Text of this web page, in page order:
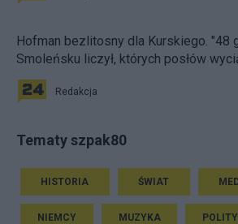
Hofman bezlitosny dla Kurskiego. "48
Smoleńsku liczył, których posłów
Redakcja
Tematy szpak80
HISTORIA ŚWIAT
NIEMCY MUZYKA